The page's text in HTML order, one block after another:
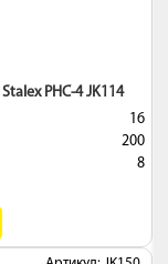
PHC-4 JK114
16
200
8